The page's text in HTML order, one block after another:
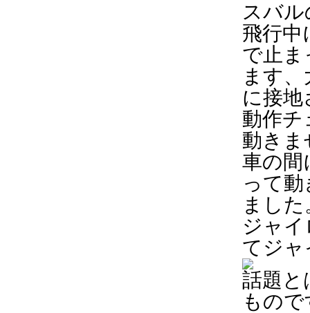
スバ
飛行中
で止ま
ます
に接地
動作
動きま
車の間
って
ました
ジャ
てジャ
話題と
もの